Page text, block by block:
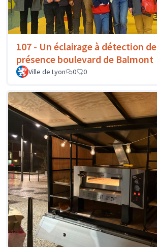
107 - Un éclairage à détection de
présence boulevard de Balmont
Ville de Lyon 0 0